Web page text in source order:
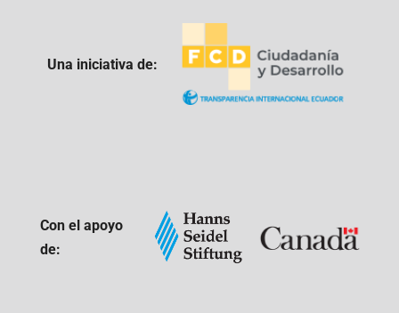
Una iniciativa de:
Con el apoyo
de: